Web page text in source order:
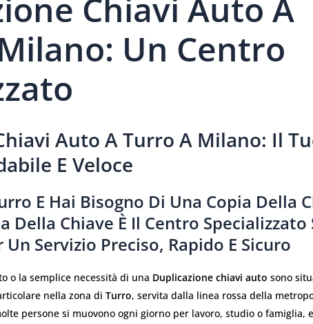
Chiavi Auto A
Un Centro
Auto A Turro A Milano: Il
E Veloce
E Hai Bisogno Di Una Copia Della
Della Chiave È Il Centro Specializzato
Servizio Preciso, Rapido E Sicuro
o la semplice necessità di una Duplicazione chiavi auto sono
nella zona di Turro, servita dalla linea rossa della
persone si muovono ogni giorno per lavoro, studio o famiglia,